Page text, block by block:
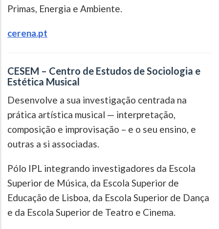
Primas, Energia e Ambiente.
cerena.pt
CESEM – Centro de Estudos de Sociologia e
Estética Musical
Desenvolve a sua investigação centrada na
prática artística musical — interpretação,
composição e improvisação – e o seu ensino, e
outras a si associadas.
Pólo IPL integrando investigadores da Escola
Superior de Música, da Escola Superior de
Educação de Lisboa, da Escola Superior de Dança
e da Escola Superior de Teatro e Cinema.